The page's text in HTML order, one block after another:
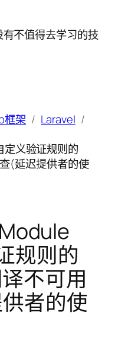
不值得去学习的技
框架
Laravel
义验证规则的
(延迟提供者的使
规则的
不可用
者的使